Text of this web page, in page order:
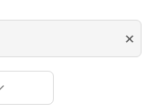
×